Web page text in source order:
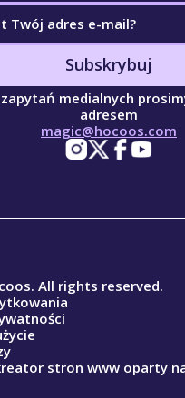
Subskrybuj
medialnych
adresem
magic@hocoos.com
All rights reserved.
stron www oparty